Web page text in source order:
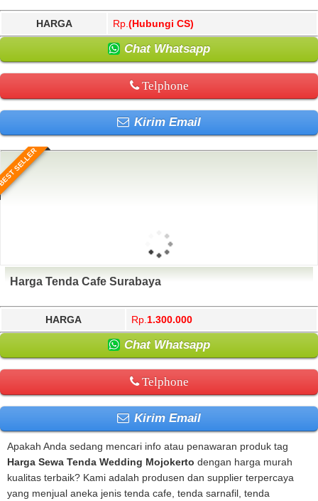
HARGA Rp. (Hubungi CS)
Chat Whatsapp
Telphone
Kirim Email
SELLER
Harga Tenda Cafe Surabaya
HARGA Rp. 1.300.000
Chat Whatsapp
Telphone
Kirim Email
Apakah Anda sedang mencari info atau penawaran produk tag
Harga Sewa Tenda Wedding Mojokerto dengan harga murah
kualitas terbaik? Kami adalah produsen dan supplier terpercaya
yang menjual aneka jenis tenda cafe, tenda sarnafil, tenda